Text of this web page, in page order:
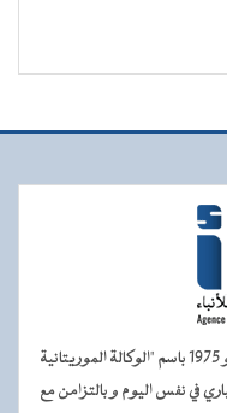
أنشئت الوكالة الموريتانية للأنباء في فاتح يوليو 1975 باسم "الوكالة الموريتانية
في نفس اليوم و بالتزامن مع